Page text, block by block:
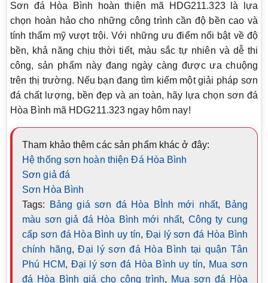
Sơn đá Hòa Bình hoàn thiện mã HDG211.323 là lựa
chọn hoàn hảo cho những công trình cần độ bền cao và
tính thẩm mỹ vượt trội. Với những ưu điểm nổi bật về độ
bền, khả năng chịu thời tiết, màu sắc tự nhiên và dễ thi
công, sản phẩm này đang ngày càng được ưa chuộng
trên thị trường. Nếu bạn đang tìm kiếm một giải pháp sơn
đá chất lượng, bền đẹp và an toàn, hãy lựa chọn sơn đá
Hòa Bình mã HDG211.323 ngay hôm nay!
Tham khảo thêm các sản phẩm khác ở đây:
Hệ thống sơn hoàn thiện Đá Hòa Bình
Sơn giả đá
Sơn Hòa Bình
Tags:
Bảng giá sơn đá Hòa BÌnh mới nhất,
Bảng
màu sơn giả đá Hòa Bình mới nhất, Công ty cung
cấp sơn đá Hòa Bình uy tín, Đại lý sơn đá Hòa Bình
chính hãng,Đại lý sơn đá Hòa Bình tại quận Tân
Phú HCM, Đại lý sơn đá Hòa Bình uy tín, Mua sơn
đá Hòa Bình giá cho công trình, Mua sơn đá Hòa